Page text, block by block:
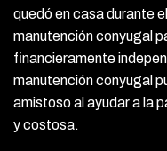
quedó en casa durante
manutención conyugal
financieramente
manutención conyugal
amistoso al ayudar a la
y costosa.